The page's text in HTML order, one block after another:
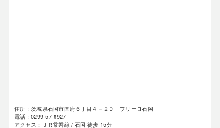
住所：茨城県石岡市国府６丁目４－２０ ブリーロ石岡
電話：0299-57-6927
アクセス：ＪＲ常磐線 / 石岡 徒歩 15分